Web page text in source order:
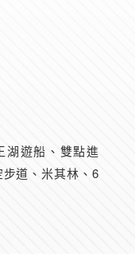
湖遊船、雙點進
道、米其林、6